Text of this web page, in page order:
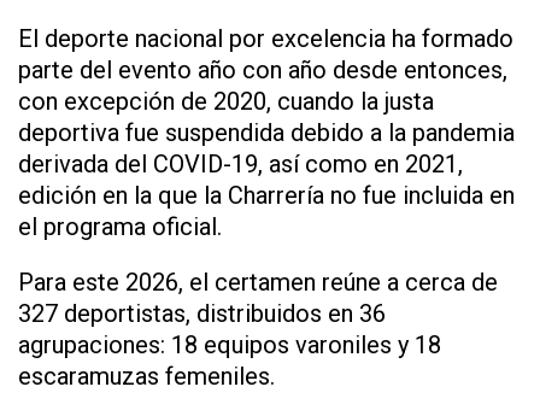
El deporte nacional por excelencia ha formado
parte del evento año con año desde entonces,
con excepción de 2020, cuando la justa
deportiva fue suspendida debido a la pandemia
derivada del COVID-19, así como en 2021,
edición en la que la Charrería no fue incluida en
el programa oficial.
Para este 2026, el certamen reúne a cerca de
327 deportistas, distribuidos en 36
agrupaciones: 18 equipos varoniles y 18
escaramuzas femeniles.